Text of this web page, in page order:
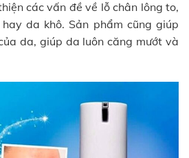
các vấn đề về lỗ chân lông to,
da khô. Sản phẩm cũng giúp
da, giúp da luôn căng mướt và